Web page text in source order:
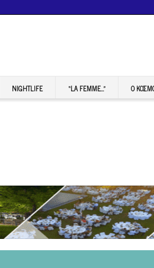
NIGHTLIFE “LA FEMME…” Ο